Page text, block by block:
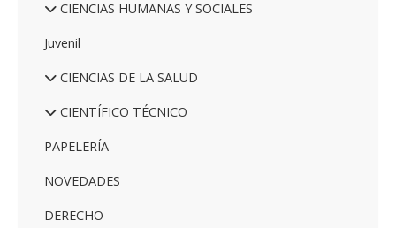
CIENCIAS HUMANAS Y SOCIALES
Juvenil
CIENCIAS DE LA SALUD
CIENTÍFICO TÉCNICO
PAPELERÍA
NOVEDADES
DERECHO